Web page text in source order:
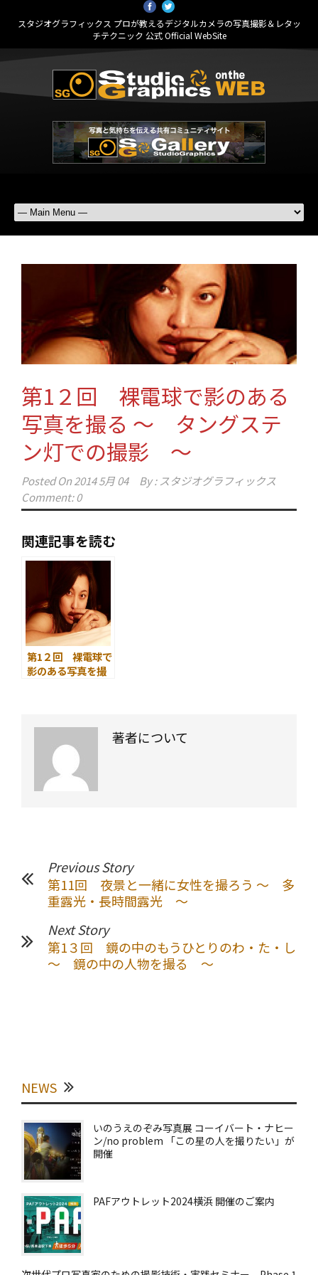
スタジオグラフィックス プロが教えるデジタルカメラの写真撮影＆レタッ
チテクニック 公式 Official WebSite
第1２回 裸電球で影のある
写真を撮る ～ タングステ
ン灯での撮影 ～
Posted On2014 5月 04 By : スタジオグラフィックス
Comment: 0
関連記事を読む
第1２回 裸電球で
影のある写真を撮
著者について
Previous Story
第11回 夜景と一緒に女性を撮ろう ～ 多
重露光・長時間露光 ～
Next Story
第1３回 鏡の中のもうひとりのわ・た・し
～ 鏡の中の人物を撮る ～
NEWS
いのうえのぞみ写真展 コーイバート・ナヒー
ン/no problem 「この星の人を撮りたい」が
開催
PAFアウトレット2024横浜 開催のご案内